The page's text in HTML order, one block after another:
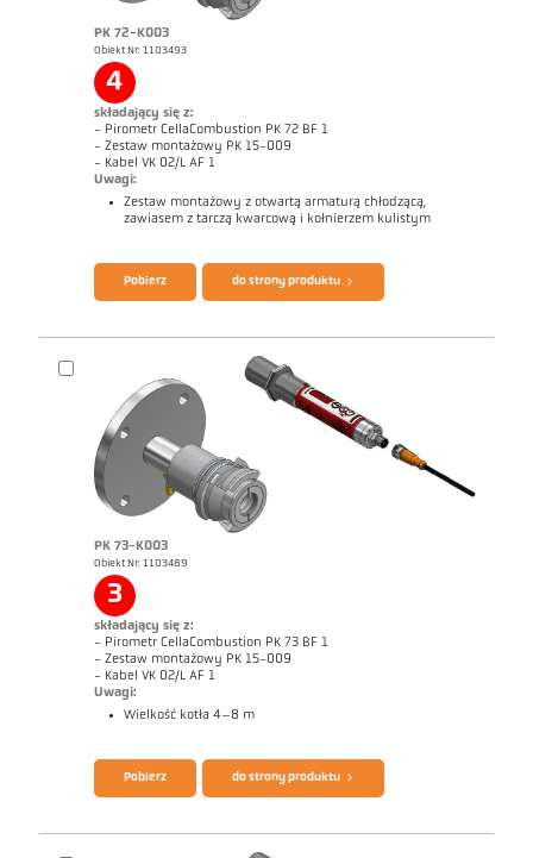
PK 72-K003
Obiekt Nr: 1103493
4
składający się z:
- Pirometr CellaCombustion PK 72 BF 1
- Zestaw montażowy PK 15-009
- Kabel VK 02/L AF 1
Uwagi:
Zestaw montażowy z otwartą armaturą chłodzącą,
zawiasem z tarczą kwarcową i kołnierzem kulistym
Broszura CellaTemp PK PKF PKL Zrealizowane zlecenia CellaCombustion
Raport techniczny Optical temperature
measurement in combustion plants
Pobierz do strony produktu
PK 73-K003
Obiekt Nr: 1103489
3
składający się z:
- Pirometr CellaCombustion PK 73 BF 1
- Zestaw montażowy PK 15-009
- Kabel VK 02/L AF 1
Uwagi:
Wielkość kotła 4–8 m
Pobierz do strony produktu